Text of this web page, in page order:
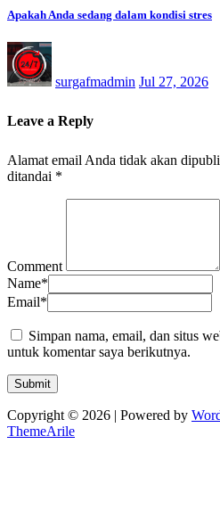
Apakah Anda sedang dalam kondisi stres
surgafmadmin Jul 27, 2026
Leave a Reply
Alamat email Anda tidak akan
ditandai *
Comment
Name*
Email*
Simpan nama, email, dan situs
untuk komentar saya berikutnya.
Copyright © 2026 | Powered by
ThemeArile